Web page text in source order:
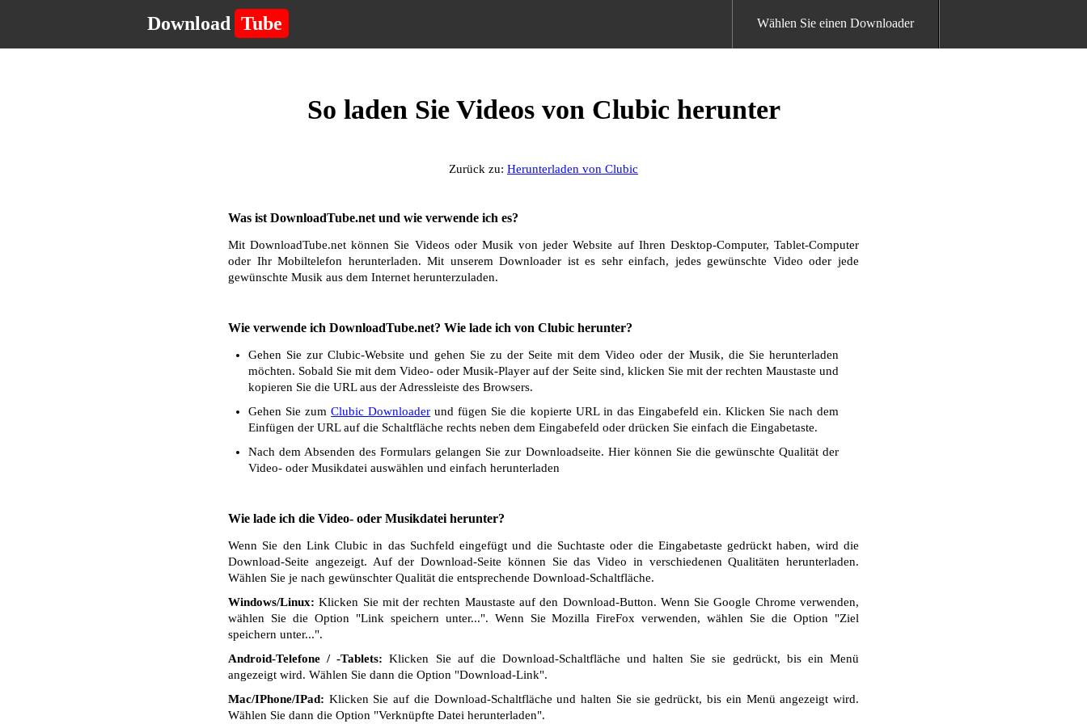
Download Tube Wählen Sie einen Downloader
So laden Sie Videos von Clubic herunter
Zurück zu: Herunterladen von Clubic
Was ist DownloadTube.net und wie verwende ich es?
Mit DownloadTube.net können Sie Videos oder Musik von jeder Website auf Ihren Desktop-Computer, Tablet-Computer
oder Ihr Mobiltelefon herunterladen. Mit unserem Downloader ist es sehr einfach, jedes gewünschte Video oder jede
gewünschte Musik aus dem Internet herunterzuladen.
Wie verwende ich DownloadTube.net? Wie lade ich von Clubic herunter?
Gehen Sie zur Clubic-Website und gehen Sie zu der Seite mit dem Video oder der Musik, die Sie herunterladen
möchten. Sobald Sie mit dem Video- oder Musik-Player auf der Seite sind, klicken Sie mit der rechten Maustaste und
kopieren Sie die URL aus der Adressleiste des Browsers.
Gehen Sie zumClubic Downloader und fügen Sie die kopierte URL in das Eingabefeld ein. Klicken Sie nach dem
Einfügen der URL auf die Schaltfläche rechts neben dem Eingabefeld oder drücken Sie einfach die Eingabetaste.
Nach dem Absenden des Formulars gelangen Sie zur Downloadseite. Hier können Sie die gewünschte Qualität der
Video- oder Musikdatei auswählen und einfach herunterladen
Wie lade ich die Video- oder Musikdatei herunter?
Wenn Sie den Link Clubic in das Suchfeld eingefügt und die Suchtaste oder die Eingabetaste gedrückt haben, wird die
Download-Seite angezeigt. Auf der Download-Seite können Sie das Video in verschiedenen Qualitäten herunterladen.
Wählen Sie je nach gewünschter Qualität die entsprechende Download-Schaltfläche.
Windows/Linux: Klicken Sie mit der rechten Maustaste auf den Download-Button. Wenn Sie Google Chrome verwenden,
wählen Sie die Option "Link speichern unter...". Wenn Sie Mozilla FireFox verwenden, wählen Sie die Option "Ziel
speichern unter...".
Android-Telefone / -Tablets: Klicken Sie auf die Download-Schaltfläche und halten Sie sie gedrückt, bis ein Menü
angezeigt wird. Wählen Sie dann die Option "Download-Link".
Mac/IPhone/IPad: Klicken Sie auf die Download-Schaltfläche und halten Sie sie gedrückt, bis ein Menü angezeigt wird.
Wählen Sie dann die Option "Verknüpfte Datei herunterladen".